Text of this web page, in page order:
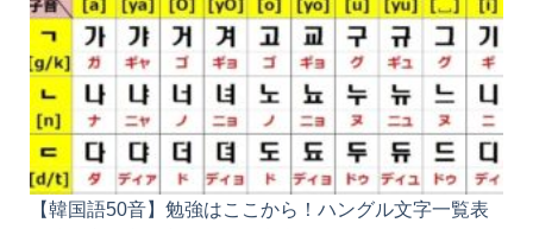
【韓国語50音】勉強はここから！ハングル文字一覧表